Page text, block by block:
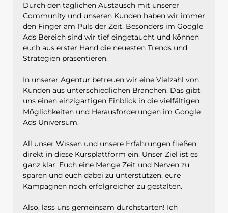
Durch den täglichen Austausch mit unserer
Community und unseren Kunden haben wir immer
den Finger am Puls der Zeit. Besonders im Google
Ads Bereich sind wir tief eingetaucht und können
euch aus erster Hand die neuesten Trends und
Strategien präsentieren.
In unserer Agentur betreuen wir eine Vielzahl von
Kunden aus unterschiedlichen Branchen. Das gibt
uns einen einzigartigen Einblick in die vielfältigen
Möglichkeiten und Herausforderungen im Google
Ads Universum.
All unser Wissen und unsere Erfahrungen fließen
direkt in diese Kursplattform ein. Unser Ziel ist es
ganz klar: Euch eine Menge Zeit und Nerven zu
sparen und euch dabei zu unterstützen, eure
Kampagnen noch erfolgreicher zu gestalten.
Also, lass uns gemeinsam durchstarten! Ich